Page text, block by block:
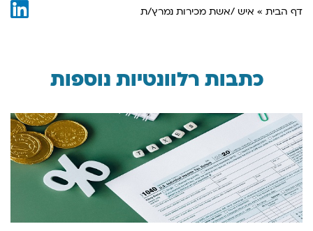
דף הבית » איש /אשת מכירות נמרץ/ת
כתבות רלוונטיות נוספות